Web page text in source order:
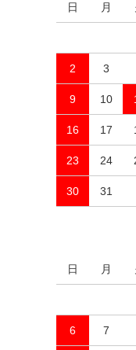
日 月
2 3
9 10
16 17
23 24
30 31
日 月
6 7